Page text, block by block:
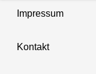
Impressum
Kontakt